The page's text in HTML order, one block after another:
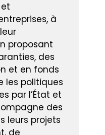
à
proposant
des
et en fonds
les politiques
par l’État et
des
leurs projets
de